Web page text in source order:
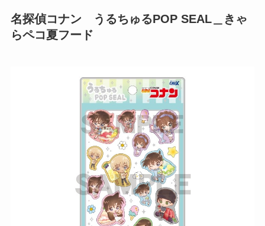
名探偵コナン うるちゅるPOP SEAL＿きゃ
らペコ夏フード